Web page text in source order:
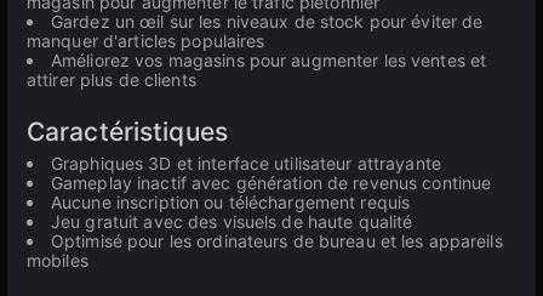
Gardez un œil sur les niveaux de stock pour éviter de
manquer d'articles populaires
Améliorez vos magasins pour augmenter les ventes et
attirer plus de clients
Caractéristiques
Graphiques 3D et interface utilisateur attrayante
Gameplay inactif avec génération de revenus continue
Aucune inscription ou téléchargement requis
Jeu gratuit avec des visuels de haute qualité
Optimisé pour les ordinateurs de bureau et les appareils
mobiles